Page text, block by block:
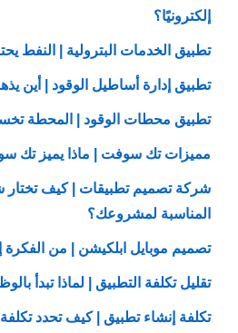
إلكترونيًا؟
تطبيق الخدمات البترولية | النفط
تطبيق إدارة أساطيل الوقود | أين
تطبيق محطات الوقود | المحطة
مميزات تك سوفت | ماذا يميز تك
شركة تصميم تطبيقات | كيف تختار
المناسبة لمشروعك؟
تصميم موبايل ابلكيشن | من الفكرة
تقليل تكلفة التطبيق | لماذا تبدأ
تكلفة إنشاء تطبيق | كيف تحدد